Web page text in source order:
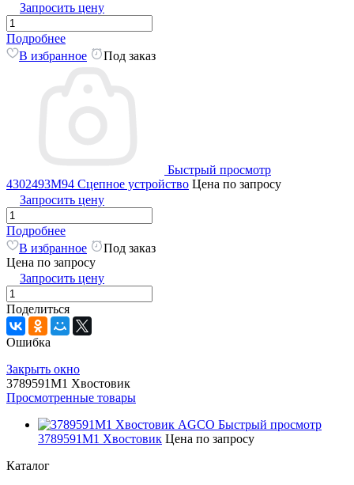
Запросить цену
Подробнее
В избранное
Под заказ
Быстрый просмотр
4302493M94 Сцепное устройство Цена по запросу
Запросить цену
Подробнее
В избранное
Под заказ
Цена по запросу
Запросить цену
Поделиться
Ошибка
Закрыть окно
3789591M1 Хвостовик
Просмотренные товары
Быстрый просмотр
3789591M1 Хвостовик Цена по запросу
Каталог